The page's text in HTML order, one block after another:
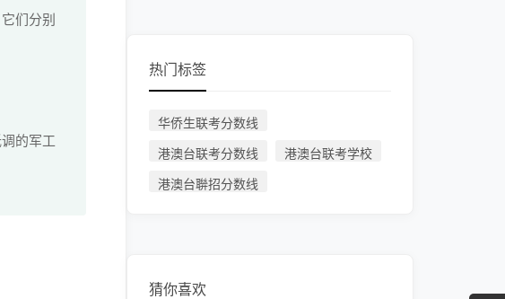
们分别
的军工
热门标签
华侨生联考分数线
港澳台联考分数线
港澳台联考学校
港澳台聨招分数线
猜你喜欢